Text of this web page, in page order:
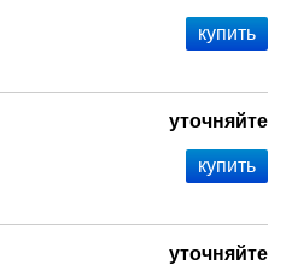
уточняйте
уточняйте